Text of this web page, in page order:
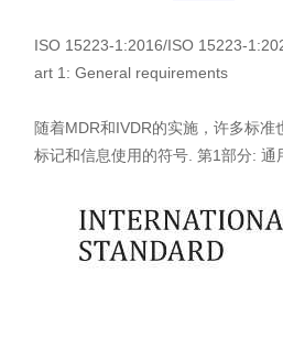
ISO 15223-1:2016/ISO 15223-
art 1: General requirements
随着MDR和IVDR的实施，许多标
标记和信息使用的符号. 第1部分: